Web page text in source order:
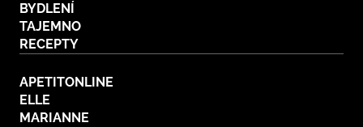
BYDLENÍ
TAJEMNO
RECEPTY
APETITONLINE
ELLE
MARIANNE